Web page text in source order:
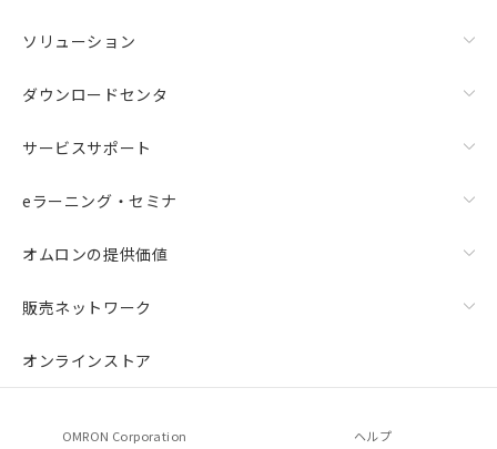
ソリューション
ダウンロードセンタ
サービスサポート
eラーニング・セミナ
オムロンの提供価値
販売ネットワーク
オンラインストア
OMRON Corporation ヘルプ